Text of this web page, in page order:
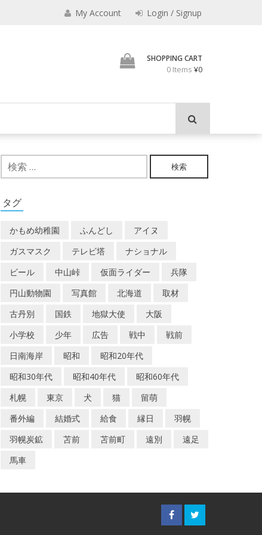
魔法使いのべし
My Account Login / Signup
SHOPPING CART
0 Items ¥0
検
索:
タグ
かもめ幼稚園 ふんどし
アイヌ
ガスマスク
テレビ塔
ナショナル
ビール
中山峠 仮面ライダー
兵隊
円山動物園
写真館 北海道
取材
古丹別
国鉄 地獄大使
大阪
小学校
少年 広告 戦中
戦前
日南海岸
昭和
昭和20年代
昭和30年代
昭和40年代
昭和60年代
札幌
東京 犬 猫
留萌
番外編
結婚式 給食 縁日
羽幌
羽幌炭鉱
苫前 苫前町 遠別
遠足
馬車